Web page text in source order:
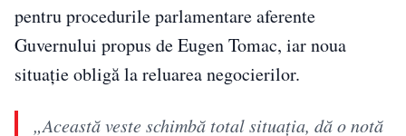
pentru procedurile parlamentare aferente
Guvernului propus de Eugen Tomac, iar noua
situație obligă la reluarea negocierilor.
„Această veste schimbă total situația, dă o notă